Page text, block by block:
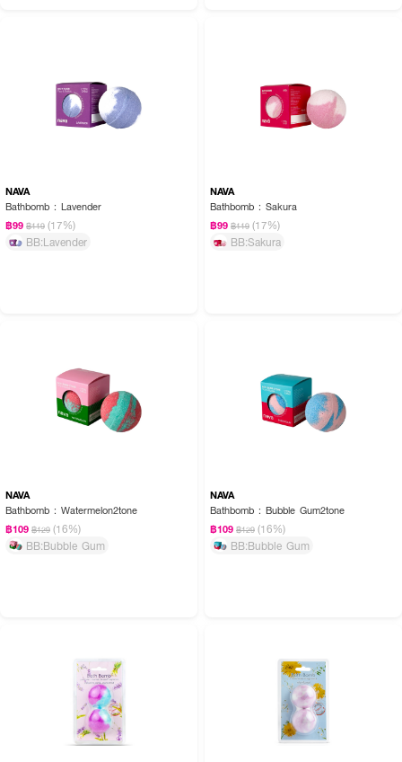
NAVA
Bathbomb : Lavender
฿99 ฿119 (17%)
BB:Lavender
NAVA
Bathbomb : Sakura
฿99 ฿119 (17%)
BB:Sakura
NAVA
Bathbomb : Watermelon2tone
฿109 ฿129 (16%)
BB:Bubble Gum
NAVA
Bathbomb : Bubble Gum2tone
฿109 ฿129 (16%)
BB:Bubble Gum